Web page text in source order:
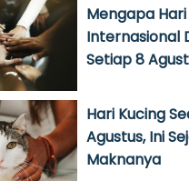
Mengapa
Internasional
Setiap 8
Hari Kucing
Agustus, Ini
Maknanya